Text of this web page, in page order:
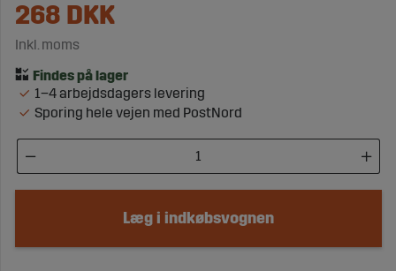
268 DKK
Inkl. moms
1–4 arbejdsdagers levering
Sporing hele vejen med PostNord
Læg i indkøbsvognen